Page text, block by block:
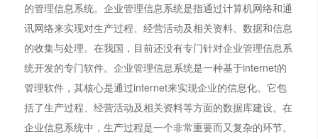
的管理信息系统。企业管理信息系统是指通过计算机网络和通
讯网络来实现对生产过程、经营活动及相关资料、数据和信息
的收集与处理。在我国，目前还没有专门针对企业管理信息系
统开发的专门软件。企业管理信息系统是一种基于internet的
管理软件，其核心是通过internet来实现企业的信息化。它包
括了生产过程、经营活动及相关资料等方面的数据库建设。在
企业信息系统中，生产过程是一个非常重要而又复杂的环节。